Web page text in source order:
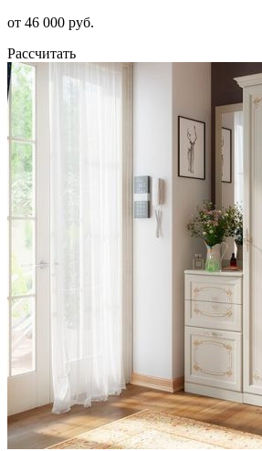
от 46 000 руб.
Рассчитать